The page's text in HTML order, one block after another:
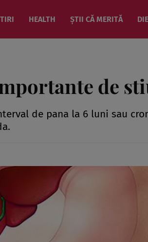
HEALTH ȘTII CĂ MERITĂ
de
de pana la 6 luni sau